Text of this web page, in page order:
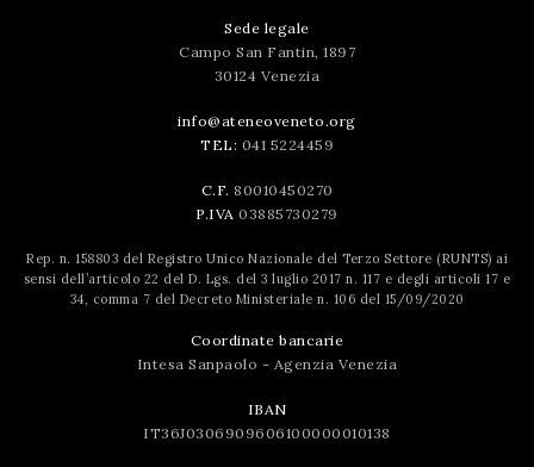
Sede legale
Campo San Fantin, 1897
30124 Venezia
info@ateneoveneto.org
TEL: 041 5224459
C.F. 80010450270
P.IVA 03885730279
Rep. n. 158803 del Registro Unico Nazionale del Terzo Settore (RUNTS) ai
sensi dell’articolo 22 del D. Lgs. del 3 luglio 2017 n. 117 e degli articoli 17 e
34, comma 7 del Decreto Ministeriale n. 106 del 15/09/2020
Coordinate bancarie
Intesa Sanpaolo - Agenzia Venezia
IBAN
IT36J0306909606100000010138